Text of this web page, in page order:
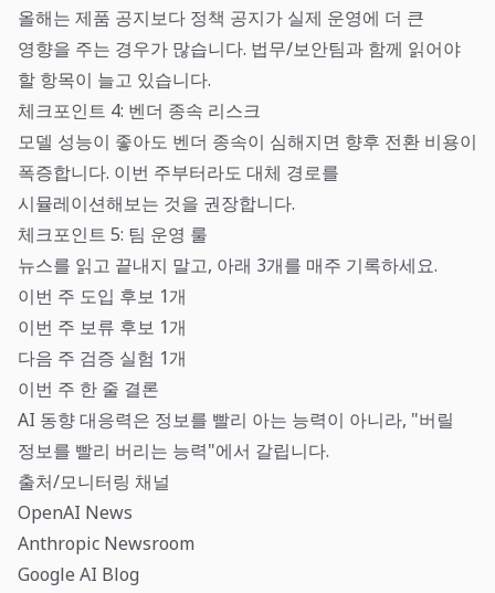
올해는 제품 공지보다 정책 공지가 실제 운영에 더 큰
영향을 주는 경우가 많습니다. 법무/보안팀과 함께 읽어야
할 항목이 늘고 있습니다.
체크포인트 4: 벤더 종속 리스크
모델 성능이 좋아도 벤더 종속이 심해지면 향후 전환 비용이
폭증합니다. 이번 주부터라도 대체 경로를
시뮬레이션해보는 것을 권장합니다.
체크포인트 5: 팀 운영 룰
뉴스를 읽고 끝내지 말고, 아래 3개를 매주 기록하세요.
이번 주 도입 후보 1개
이번 주 보류 후보 1개
다음 주 검증 실험 1개
이번 주 한 줄 결론
AI 동향 대응력은 정보를 빨리 아는 능력이 아니라, "버릴
정보를 빨리 버리는 능력"에서 갈립니다.
출처/모니터링 채널
OpenAI News
Anthropic Newsroom
Google AI Blog